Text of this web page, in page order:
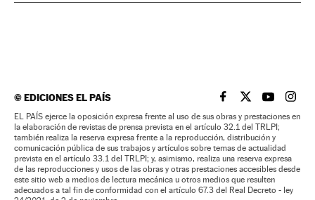
©EDICIONES EL PAÍS EL PAÍS BRASIL EN
EL PAÍSEL PAÍS
EL
EL PAÍS ejerce la oposición expresa frente al uso de sus obras y prestaciones en
la elaboración de revistas de prensa prevista en el artículo 32.1 del TRLPI;
también realiza la reserva expresa frente a la reproducción, distribución y
comunicación pública de sus trabajos y artículos sobre temas de actualidad
prevista en el artículo 33.1 del TRLPI; y, asimismo, realiza una reserva expresa
de las reproducciones y usos de las obras y otras prestaciones accesibles desde
este sitio web a medios de lectura mecánica u otros medios que resulten
adecuados a tal fin de conformidad con el artículo 67.3 del Real Decreto - ley